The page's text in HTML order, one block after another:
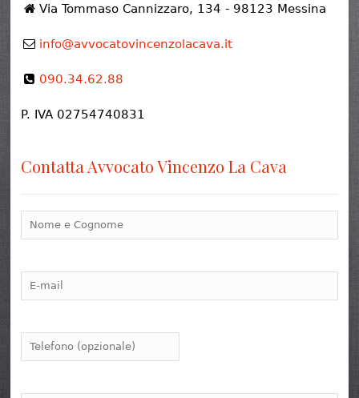
Via Tommaso Cannizzaro, 134 - 98123 Messina
info@avvocatovincenzolacava.it
090.34.62.88
P. IVA 02754740831
Contatta Avvocato Vincenzo La Cava